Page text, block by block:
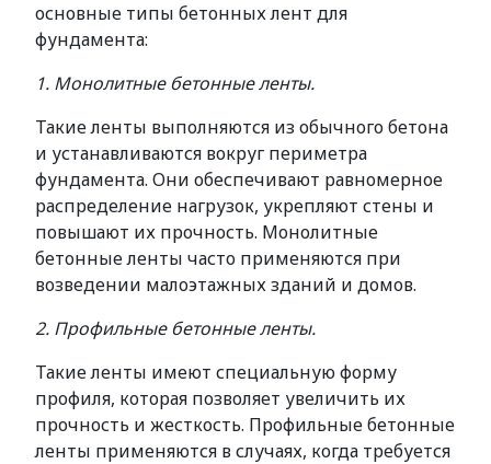
основные типы бетонных лент для
фундамента:
1. Монолитные бетонные ленты.
Такие ленты выполняются из обычного бетона
и устанавливаются вокруг периметра
фундамента. Они обеспечивают равномерное
распределение нагрузок, укрепляют стены и
повышают их прочность. Монолитные
бетонные ленты часто применяются при
возведении малоэтажных зданий и домов.
2. Профильные бетонные ленты.
Такие ленты имеют специальную форму
профиля, которая позволяет увеличить их
прочность и жесткость. Профильные бетонные
ленты применяются в случаях, когда требуется